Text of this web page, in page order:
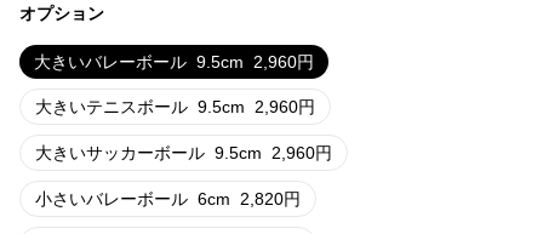
オプション
大きいバレーボール 9.5cm 2,960円
大きいテニスボール 9.5cm 2,960円
大きいサッカーボール 9.5cm 2,960円
小さいバレーボール 6cm 2,820円